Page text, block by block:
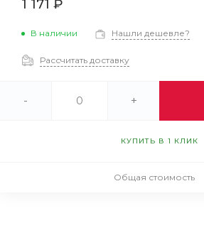
1 171 ₽
В наличии Нашли дешевле?
Рассчитать доставку
- +
КУПИТЬ В 1 КЛИК
Общая стоимость